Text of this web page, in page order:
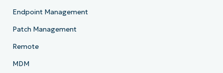
Endpoint Management
Patch Management
Remote
MDM